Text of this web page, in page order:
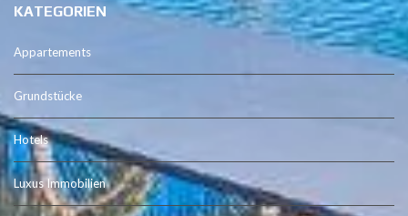
KATEGORIEN
Appartements
Grundstücke
Hotels
Luxus Immobilien